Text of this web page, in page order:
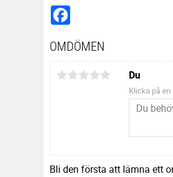
OMDÖMEN
Du
Klicka på
Bli den första att lämna ett